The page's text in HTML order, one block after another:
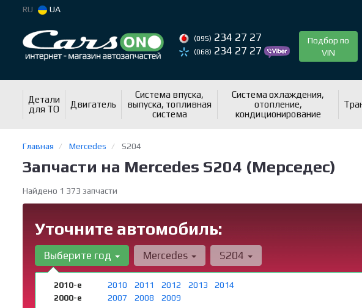
RU UA
(095) 234 27 27
(068) 234 27 27
Подбор по
VIN
Детали
для ТО
Двигатель
Система впуска,
выпуска, топливная
система
Система охлаждения,
отопление,
кондиционирование
Главная Mercedes S204
Запчасти на Mercedes S204 (Мерседес)
Найдено 1 373 запчасти
Уточните автомобиль:
Выберите год
2010-е 2010 2011 2012 2013
2014
2000-е
2007 2008 2009
Mercedes S204